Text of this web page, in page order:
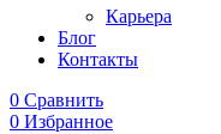
Карьера
Блог
Контакты
0 Сравнить
0 Избранное